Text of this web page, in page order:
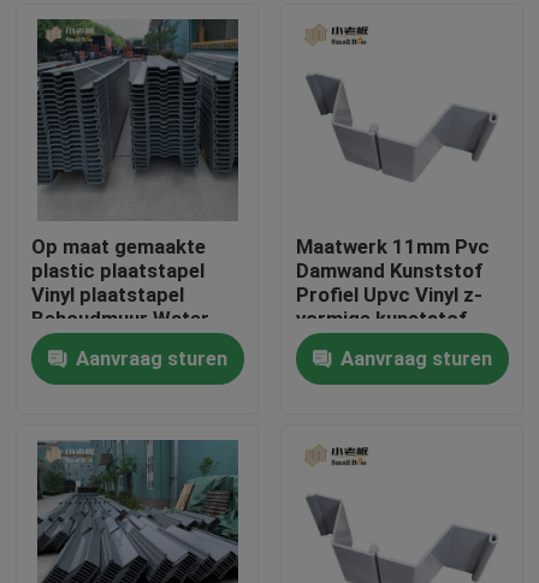
Ongeveer ons
Fabrieksreis
Kwaliteitscontrole
Contacteer ons
bloggen
MBBR-filtermedia
De biomedia van MBBR
Op maat gemaakte
plastic plaatstapel
Vinyl plaatstapel
Behoudmuur Water
Lake oplossing
Aanvraag sturen
Maatwerk 11mm Pvc
Damwand Kunststof
Profiel Upvc Vinyl z-
vormige kunststof
palen
Aanvraag sturen